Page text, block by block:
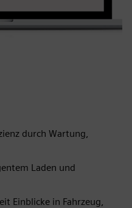
durch Wartung,
Laden und
Einblicke in Fahrzeug,